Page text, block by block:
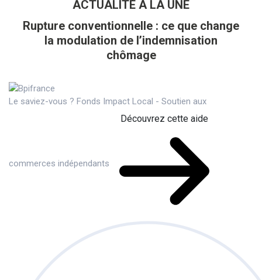
ACTUALITÉ À LA UNE
Rupture conventionnelle : ce que change
la modulation de l’indemnisation
chômage
Le saviez-vous ? Fonds Impact Local - Soutien aux
commerces indépendants
Découvrez cette aide